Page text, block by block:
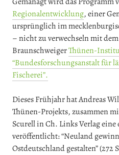
Regionalentwicklung, einer
ursprünglich im
– nicht zu verwechseln mit
BraunschweigerThünen-
“Bundesforschungsanstalt für
Fischerei”.
Dieses Frühjahr hat Andreas
Thünen-Projekts, zusammen
Scurell in Ch. Links Verlag eine
veröffentlicht: “Neuland
Ostdeutschland gestalten” (272